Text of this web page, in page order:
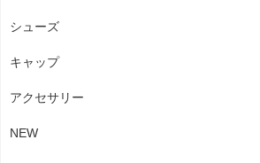
シューズ
キャップ
アクセサリー
NEW